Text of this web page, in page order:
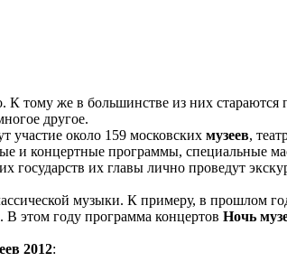
К тому же в большинстве из них
другое.
участие около 159 московских музеев,
и концертные программы, специальные
государств их главы лично проведут
музыки. К примеру, в прошлом
этом году программа концертов Ночь
2012: